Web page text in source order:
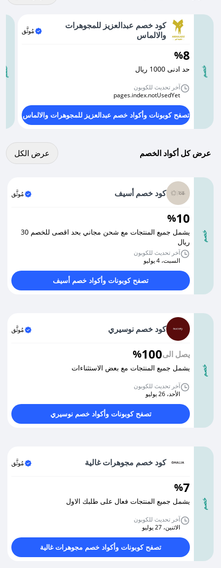
خصم
كود خصم عبدالعزيز للمجوهرات
والالماس
مُوثَّق
8
%
حد ادنى 1000 ريال
آخر تحديث للكوبون
pages.index.notUsedYet
تصفح كوبونات وأكواد خصم عبدالعزيز للمجوهرات والالماس
خصم
عرض كل أكواد الخصم
عرض كل الكوبونات
عرض الكل
خصم
كود خصم أسيف مُوثَّق
10
%
يشمل جميع المنتجات مع شحن مجاني بحد اقصى للخصم 30
ريال
آخر تحديث للكوبون
السبت، 4 يوليو
تصفح كوبونات وأكواد خصم أسيف
خصم
كود خصم نوسيري مُوثَّق
يصل الى100
%
يشمل جميع المنتجات مع بعض الاستثناءات
آخر تحديث للكوبون
الأحد، 26 يوليو
تصفح كوبونات وأكواد خصم نوسيري
خصم
كود خصم مجوهرات غالية مُوثَّق
7
%
يشمل جميع المنتجات فعال على طلبك الاول
آخر تحديث للكوبون
الاثنين، 27 يوليو
تصفح كوبونات وأكواد خصم مجوهرات غالية